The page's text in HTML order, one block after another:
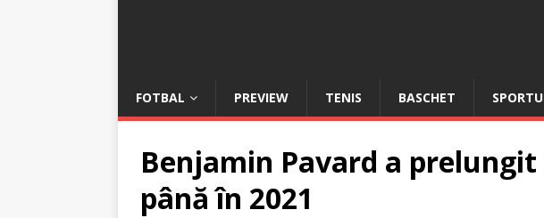
FOTBAL PREVIEW TENIS BASCHET
Benjamin Pavard a
până în 2021